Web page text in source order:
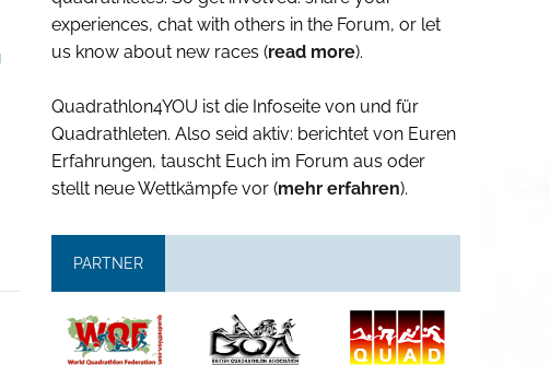
experiences, chat with others in the Forum, or let
us know about new races (read more).
Quadrathlon4YOU ist die Infoseite von und für
Quadrathleten. Also seid aktiv: berichtet von Euren
Erfahrungen, tauscht Euch im Forum aus oder
stellt neue Wettkämpfe vor (mehr erfahren).
PARTNER